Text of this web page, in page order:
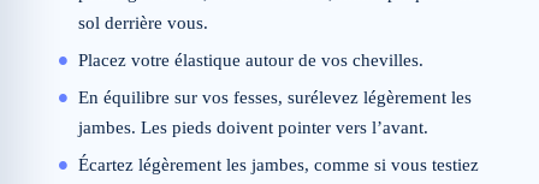
sol derrière vous.
Placez votre élastique autour de vos chevilles.
En équilibre sur vos fesses, surélevez légèrement les
jambes. Les pieds doivent pointer vers l’avant.
Écartez légèrement les jambes, comme si vous testiez